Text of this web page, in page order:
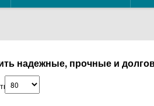
надежные, прочные и